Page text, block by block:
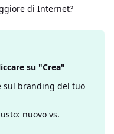
di Internet?
su "Crea"
sul branding del tuo
nuovo vs.